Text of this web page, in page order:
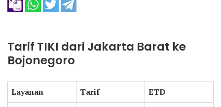
Tarif TIKI dari Jakarta Barat ke
Bojonegoro
Layanan Tarif
ETD